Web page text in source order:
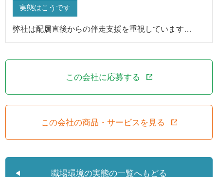
実態はこうです
弊社は配属直後からの伴走支援を重視しています…
この会社に応募する
この会社の商品・サービスを見る
職場環境の実態の一覧へもどる